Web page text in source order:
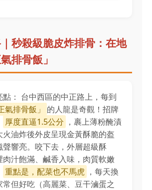
秒殺級脆皮炸排骨：在地
排骨飯」
點： 台中西區的中正路上，每到
氣排骨飯」
的人龍是奇觀！招牌
厚度直逼1.5公分 ，裹上薄粉醃漬
火油炸後外皮呈現金黃酥脆的盔
聲響亮。咬下去，外層超級酥
肉汁飽滿、鹹香入味，肉質軟嫩
重點是，配菜也不馬虎 ，每天換
常但好吃（高麗菜、豆干滷蛋之